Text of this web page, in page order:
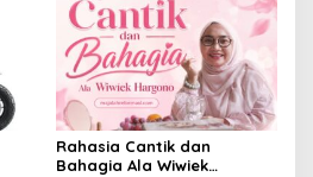
Darah, Sejuta Harapan”
Rahasia Cantik dan
Bahagia Ala Wiwiek